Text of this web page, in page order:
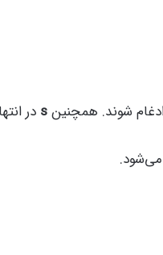
شوند. همچنینs در